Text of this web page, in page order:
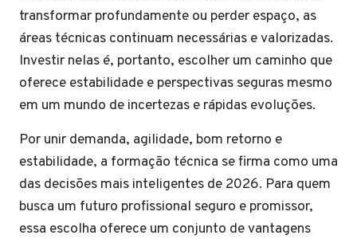
transformar profundamente ou perder espaço, as
áreas técnicas continuam necessárias e valorizadas.
Investir nelas é, portanto, escolher um caminho que
oferece estabilidade e perspectivas seguras mesmo
em um mundo de incertezas e rápidas evoluções.
Por unir demanda, agilidade, bom retorno e
estabilidade, a formação técnica se firma como uma
das decisões mais inteligentes de 2026. Para quem
busca um futuro profissional seguro e promissor,
essa escolha oferece um conjunto de vantagens